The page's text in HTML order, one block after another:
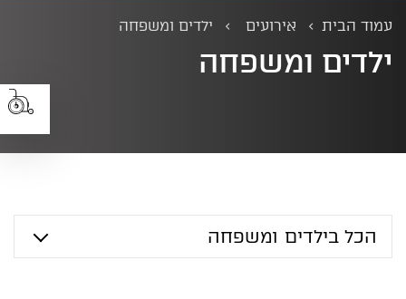
עמוד הבית אירועים ילדים ומשפחה
ילדים ומשפחה
הכל בילדים ומשפחה